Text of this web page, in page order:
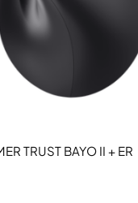
TRUST BAYO II + ER